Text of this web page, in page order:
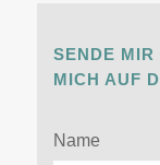
SENDE MIR
MICH AUF
Name